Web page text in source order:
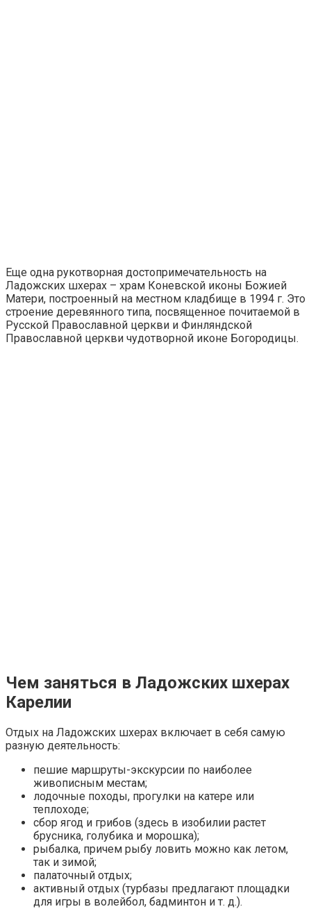
Еще одна рукотворная достопримечательность на
Ладожских шхерах – храм Коневской иконы Божией
Матери, построенный на местном кладбище в 1994 г. Это
строение деревянного типа, посвященное почитаемой в
Русской Православной церкви и Финляндской
Православной церкви чудотворной иконе Богородицы.
Чем заняться в Ладожских шхерах
Карелии
Отдых на Ладожских шхерах включает в себя самую
разную деятельность:
пешие маршруты-экскурсии по наиболее
живописным местам;
лодочные походы, прогулки на катере или
теплоходе;
сбор ягод и грибов (здесь в изобилии растет
брусника, голубика и морошка);
рыбалка, причем рыбу ловить можно как летом,
так и зимой;
палаточный отдых;
активный отдых (турбазы предлагают площадки
для игры в волейбол, бадминтон и т. д.).